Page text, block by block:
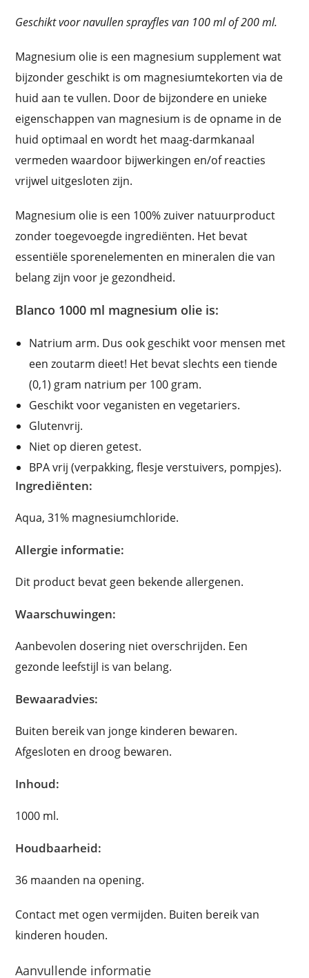
Geschikt voor navullen sprayfles van 100 ml of 200 ml.
Magnesium olie is een magnesium supplement wat
bijzonder geschikt is om magnesiumtekorten via de
huid aan te vullen. Door de bijzondere en unieke
eigenschappen van magnesium is de opname in de
huid optimaal en wordt het maag-darmkanaal
vermeden waardoor bijwerkingen en/of reacties
vrijwel uitgesloten zijn.
Magnesium olie is een 100% zuiver natuurproduct
zonder toegevoegde ingrediënten. Het bevat
essentiële sporenelementen en mineralen die van
belang zijn voor je gezondheid.
Blanco 1000 ml magnesium olie is:
Natrium arm. Dus ook geschikt voor mensen met
een zoutarm dieet! Het bevat slechts een tiende
(0,1) gram natrium per 100 gram.
Geschikt voor veganisten en vegetariers.
Glutenvrij.
Niet op dieren getest.
BPA vrij (verpakking, flesje verstuivers, pompjes).
Ingrediënten:
Aqua, 31% magnesiumchloride.
Allergie informatie:
Dit product bevat geen bekende allergenen.
Waarschuwingen:
Aanbevolen dosering niet overschrijden. Een
gezonde leefstijl is van belang.
Bewaaradvies:
Buiten bereik van jonge kinderen bewaren.
Afgesloten en droog bewaren.
Inhoud:
1000 ml.
Houdbaarheid:
36 maanden na opening.
Contact met ogen vermijden. Buiten bereik van
kinderen houden.
Aanvullende informatie